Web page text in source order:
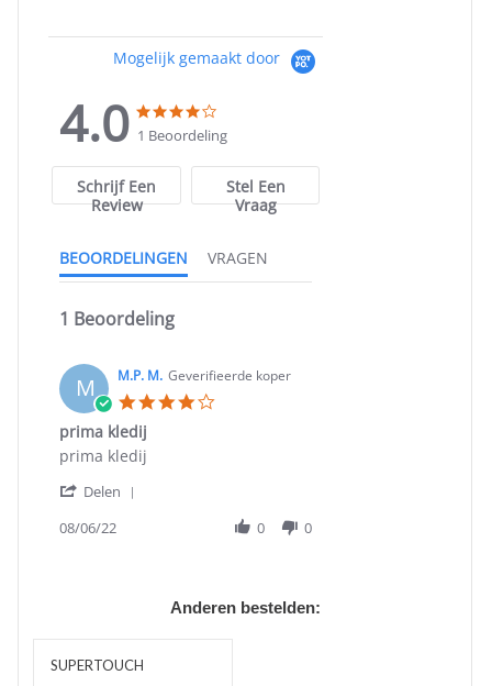
Mogelijk gemaakt door
4.0
4.0
star
rating
star
rating
1 Beoordeling
Schrijf Een
Review
Stel Een
Vraag
BEOORDELINGEN VRAGEN
1 Beoordeling
M M.P. M. Geverifieerde koper
prima kledij
Review
M.P.
on
review
prima
prima kledij
Delen
Aug
2022
08/06/22 0 0
Anderen bestelden:
SUPERTOUCH